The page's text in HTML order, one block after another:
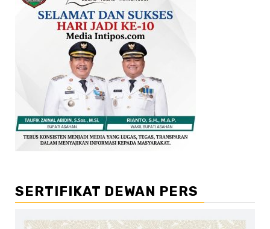
SERTIFIKAT DEWAN PERS